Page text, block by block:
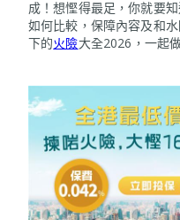
成！想慳得最足，你就要
如何比較，保障內容及和
下的火險大全2026，一起